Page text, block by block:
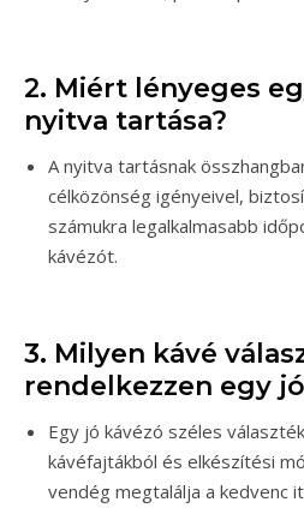
2. Miért lényeges
nyitva tartása?
A nyitva tartásnak
célközönség igényeivel,
számukra legalkalmasabb
kávézót.
3. Milyen kávé
rendelkezzen egy
Egy jó kávézó széles
kávéfajtákból és elkészítési
vendég megtalálja a kedvenc